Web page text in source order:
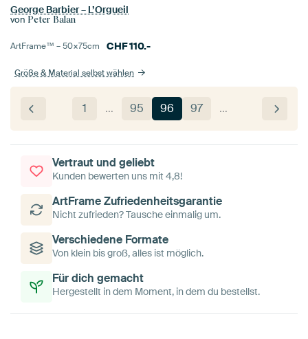
George Barbier – L’Orgueil
von Peter Balan
ArtFrame™ –50×75cm CHF110.-
Größe & Material selbst wählen
1 … 95 96 97 …
Vertraut und geliebt
Kunden bewerten uns mit 4,8!
ArtFrame Zufriedenheitsgarantie
Nicht zufrieden? Tausche einmalig um.
Verschiedene Formate
Von klein bis groß, alles ist möglich.
Für dich gemacht
Hergestellt in dem Moment, in dem du bestellst.